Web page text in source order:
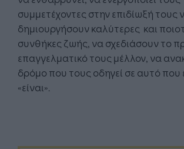
συμμετέχοντες στην επιδίωξή τους
δημιουργήσουν καλύτερες και
συνθήκες ζωής, να σχεδιάσουν το
επαγγελματικό τους μέλλον, να
δρόμο που τους οδηγεί σε αυτό που
«είναι».